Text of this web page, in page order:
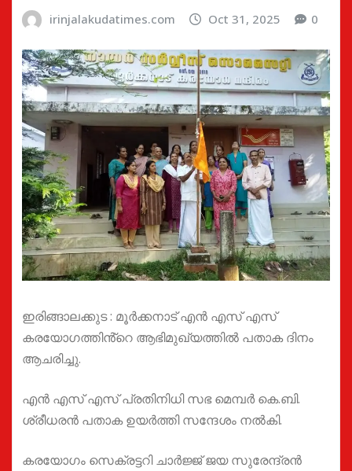
irinjalakudatimes.com Oct 31, 2025 0
ഇരിങ്ങാലക്കുട : മൂർക്കനാട് എൻ എസ് എസ്
കരയോഗത്തിൻ്റെ ആഭിമുഖ്യത്തിൽ പതാക ദിനം
ആചരിച്ചു.
എൻ എസ് എസ് പ്രതിനിധി സഭ മെമ്പർ കെ.ബി.
ശ്രീധരൻ പതാക ഉയർത്തി സന്ദേശം നൽകി.
കരയോഗം സെക്രട്ടറി ചാർജ്ജ് ജയ സുരേന്ദ്രൻ